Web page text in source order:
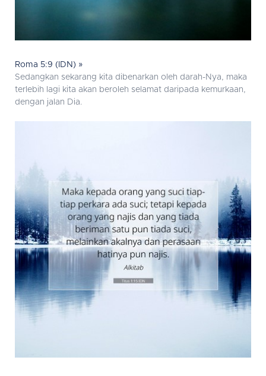
Roma 5:9 (IDN) »
Sedangkan sekarang kita dibenarkan oleh darah-Nya, maka
terlebih lagi kita akan beroleh selamat daripada kemurkaan,
dengan jalan Dia.